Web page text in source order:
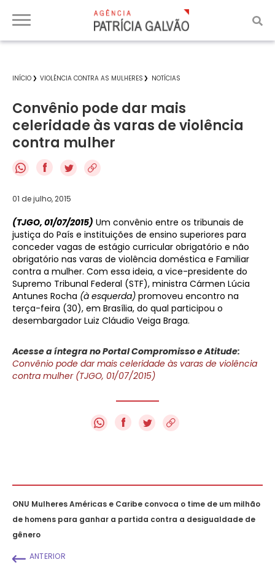
INÍCIO VIOLÊNCIA CONTRA AS MULHERES NOTÍCIAS
Convênio pode dar mais
celeridade às varas de violência
contra mulher
f
01 de julho, 2015
(TJGO, 01/07/2015) Um convênio entre os tribunais de
justiça do País e instituições de ensino superiores para
conceder vagas de estágio curricular obrigatório e não
obrigatório nas varas de violência doméstica e Familiar
contra a mulher. Com essa ideia, a vice-presidente do
Supremo Tribunal Federal (STF), ministra Cármen Lúcia
Antunes Rocha (à esquerda) promoveu encontro na
terça-feira (30), em Brasília, do qual participou o
desembargador Luiz Cláudio Veiga Braga.
Acesse a íntegra no Portal Compromisso e Atitude:
Convênio pode dar mais celeridade às varas de violência
contra mulher (TJGO, 01/07/2015)
f
ONU Mulheres Américas e Caribe convoca o time de um milhão
de homens para ganhar a partida contra a desigualdade de
gênero
ANTERIOR